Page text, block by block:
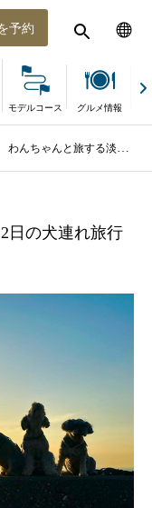
予約
モデルコース グルメ情報
わんちゃんと旅する淡路島で1泊2日の犬連れ旅行プラン
日の犬連れ旅行